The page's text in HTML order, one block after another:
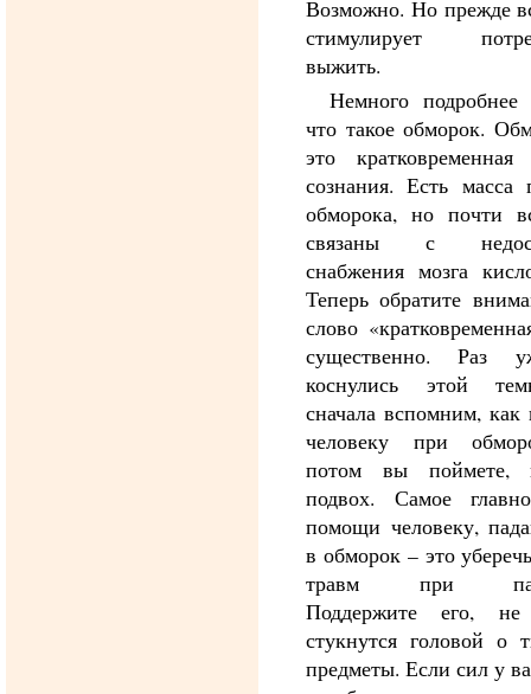
Возможно. Но прежде
стимулирует
выжить.
Немного
что такое обморок.
это кратковременная
сознания. Есть масса
обморока, но почти
связаны с
снабжения мозга
Теперь обратите
слово
существенно. Раз
коснулись этой
сначала вспомним, как
человеку при
потом вы поймете,
подвох. Самое
помощи человеку,
в обморок – это
травм при
Поддержите его, не
стукнутся головой о
предметы. Если сил у